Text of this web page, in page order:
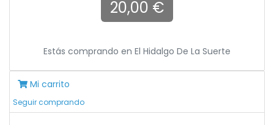
20,00 €
Estás comprando en El Hidalgo De La Suerte
Mi carrito
Seguir comprando